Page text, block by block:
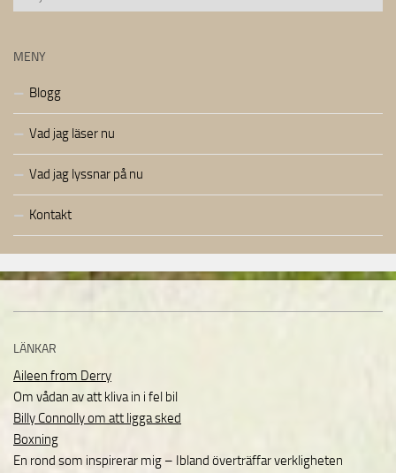
MENY
Blogg
Vad jag läser nu
Vad jag lyssnar på nu
Kontakt
LÄNKAR
Aileen from Derry
Om vådan av att kliva in i fel bil
Billy Connolly om att ligga sked
Boxning
En rond som inspirerar mig – Ibland överträffar verkligheten